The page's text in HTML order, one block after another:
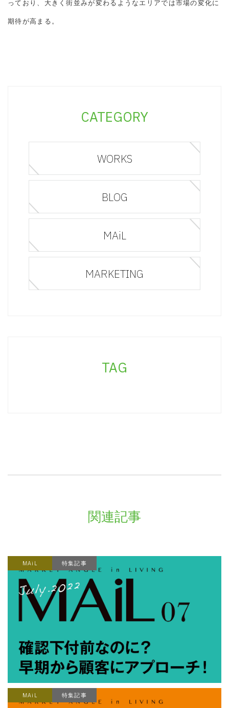
っており、大きく街並みが変わるようなエリアでは市場の変化に
期待が高まる。
CATEGORY
WORKS
BLOG
MAiL
MARKETING
TAG
関連記事
MAiL 特集記事
MAiL 特集記事